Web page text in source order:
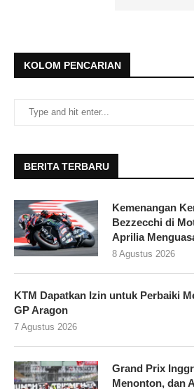
KOLOM PENCARIAN
BERITA TERBARU
Kemenangan
Bezzecchi di
Aprilia
8 Agustus 2026
KTM Dapatkan Izin untuk Perbaiki
GP Aragon
7 Agustus 2026
Grand Prix
Menonton, dan